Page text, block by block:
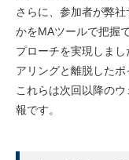
さらに、参加者が弊
かをMAツールで把握
プローチを実現しま
アリングと離脱したポ
これらは次回以降の
報です。